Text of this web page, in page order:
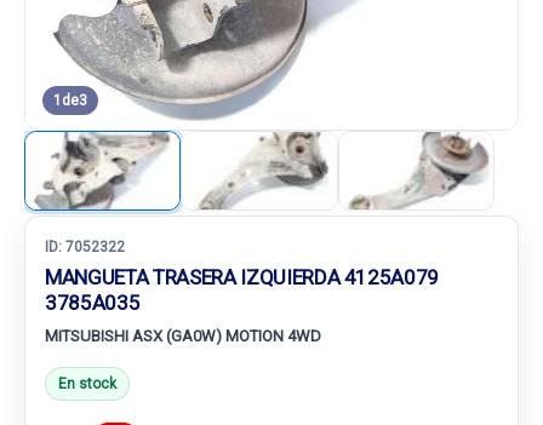
1 de3
ID: 7052322
MANGUETA TRASERA IZQUIERDA 4125A079
3785A035
MITSUBISHI ASX (GA0W) MOTION 4WD
En stock